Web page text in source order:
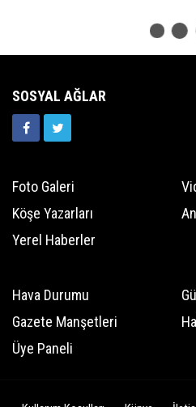
SOSYAL AĞLAR
Foto Galeri
Köşe Yazarları
Yerel Haberler
Hava Durumu
Gazete Manşetleri
Üye Paneli